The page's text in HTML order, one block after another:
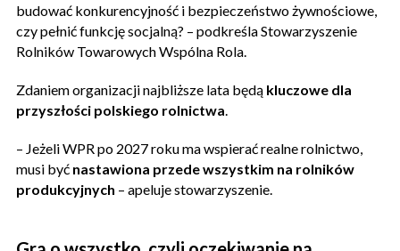
budować konkurencyjność i bezpieczeństwo żywnościowe,
czy pełnić funkcję socjalną? – podkreśla Stowarzyszenie
Rolników Towarowych Wspólna Rola.
Zdaniem organizacji najbliższe lata będą kluczowe dla
przyszłości polskiego rolnictwa.
– Jeżeli WPR po 2027 roku ma wspierać realne rolnictwo,
musi być nastawiona przede wszystkim na rolników
produkcyjnych – apeluje stowarzyszenie.